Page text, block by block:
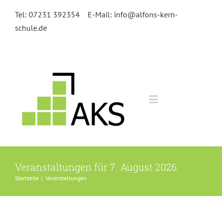
Inhalt
springen
Tel: 07231 392354
E-Mail: info@alfons-kern-
schule.de
Toggle
Kursangebot
Veranstaltungen für 7. August 2026
Startseite | Veranstaltungen